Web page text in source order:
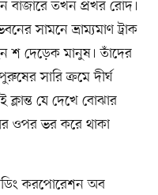
বাজারে তখন প্রখর রোদ।
সামনে ভ্রাম্যমাণ ট্রাক
শ দেড়েক মানুষ। তাঁদের
সারি ক্রমে দীর্ঘ
যে দেখে বোঝার
ওপর ভর করে থাকা
করপোরেশন অব